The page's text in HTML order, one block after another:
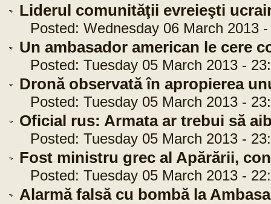
Liderul comunităţii evreieşti
Posted: Wednesday 06 March 2013 -
Un ambasador american le cere
Posted: Tuesday 05 March 2013 -
Dronă observată în apropierea
Posted: Tuesday 05 March 2013 -
Oficial rus: Armata ar trebui să
Posted: Tuesday 05 March 2013 -
Fost ministru grec al Apărării,
Posted: Tuesday 05 March 2013 -
Alarmă falsă cu bombă la